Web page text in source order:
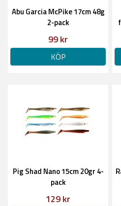
Abu Garcia McPike 17cm 48g
2-pack
99 kr
KÖP
Pig Shad Nano 15cm 20gr 4-
pack
129 kr